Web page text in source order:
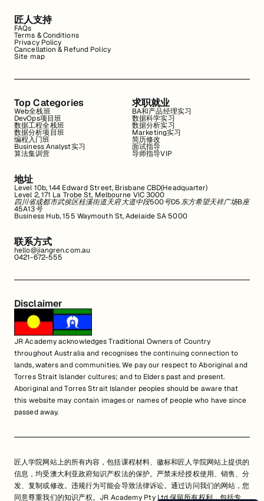
匠人支持
FAQs
Terms & Conditions
Privacy Policy
Cancellation & Refund Policy
Site map
Top Categories
Web全栈班
DevOps项目班
数据工程全栈班
数据分析项目班
编程入门班
Business Analyst实习
算法集训营
求职就业
BA和产品经理实习
数据科学实习
数据分析实习
Marketing实习
简历修改
面试指导
导师指导VIP
地址
Level 10b, 144 Edward Street, Brisbane CBD(Headquarter)
Level 2, 171 La Trobe St, Melbourne VIC 3000
四川省成都市武侯区桂溪街道天府大道中段500号D5东方希望天祥广场B座
45A13号
Business Hub, 155 Waymouth St, Adelaide SA 5000
联系方式
hello@jiangren.com.au
0421-672-555
Disclaimer
JR Academy acknowledges Traditional Owners of Country
throughout Australia and recognises the continuing connection to
lands, waters and communities. We pay our respect to Aboriginal and
Torres Strait Islander cultures; and to Elders past and present.
Aboriginal and Torres Strait Islander peoples should be aware that
this website may contain images or names of people who have since
passed away.
匠人学院网站上的所有内容，包括课程材料、徽标和匠人学院网站上提供的
信息，均受澳大利亚政府知识产权法的保护。严禁未经授权使用、销售、分
发、复制或修改。违规行为可能会导致法律诉讼。通过访问我们的网站，您
同意尊重我们的知识产权。JR Academy Pty Ltd 保留所有权利，包括专